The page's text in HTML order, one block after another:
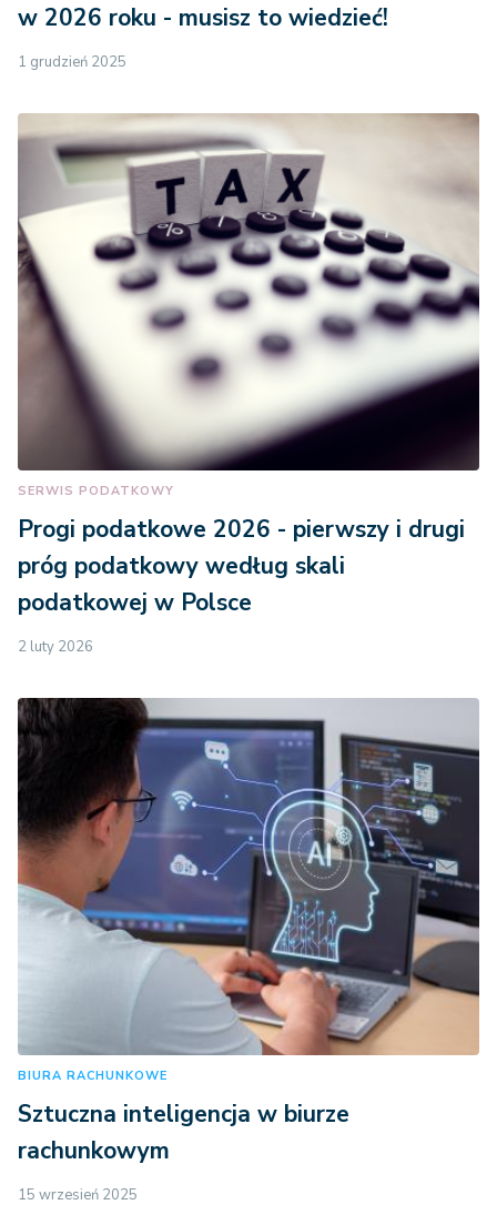
w 2026 roku - musisz to wiedzieć!
1 grudzień 2025
SERWIS PODATKOWY
Progi podatkowe 2026 - pierwszy i drugi
próg podatkowy według skali
podatkowej w Polsce
2 luty 2026
BIURA RACHUNKOWE
Sztuczna inteligencja w biurze
rachunkowym
15 wrzesień 2025